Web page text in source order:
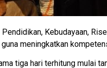
Kebudayaan,
meningkatkan
tiga hari terhitung mulai